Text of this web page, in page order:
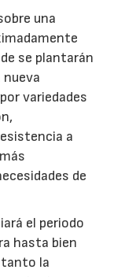
una
se plantarán
nueva
variedades
a
de
el periodo
hasta bien
la